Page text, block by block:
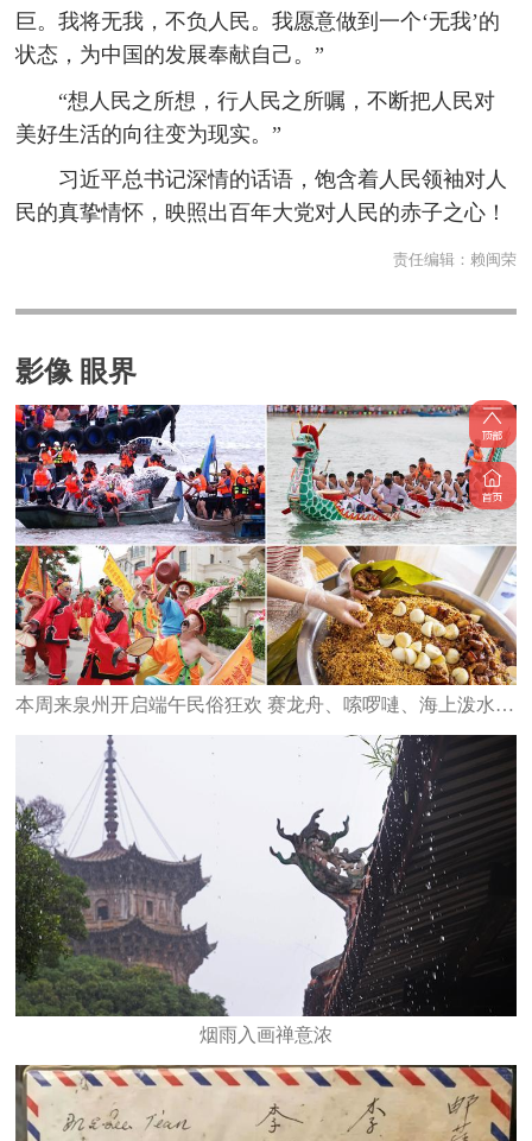
巨。我将无我，不负人民。我愿意做到一个‘无我’的
状态，为中国的发展奉献自己。”
“想人民之所想，行人民之所嘱，不断把人民对
美好生活的向往变为现实。”
习近平总书记深情的话语，饱含着人民领袖对人
民的真挚情怀，映照出百年大党对人民的赤子之心！
责任编辑： 赖闽荣
影像 眼界
本周来泉州开启端午民俗狂欢 赛龙舟、嗦啰嗹、海上泼水、水上捉鸭
烟雨入画禅意浓